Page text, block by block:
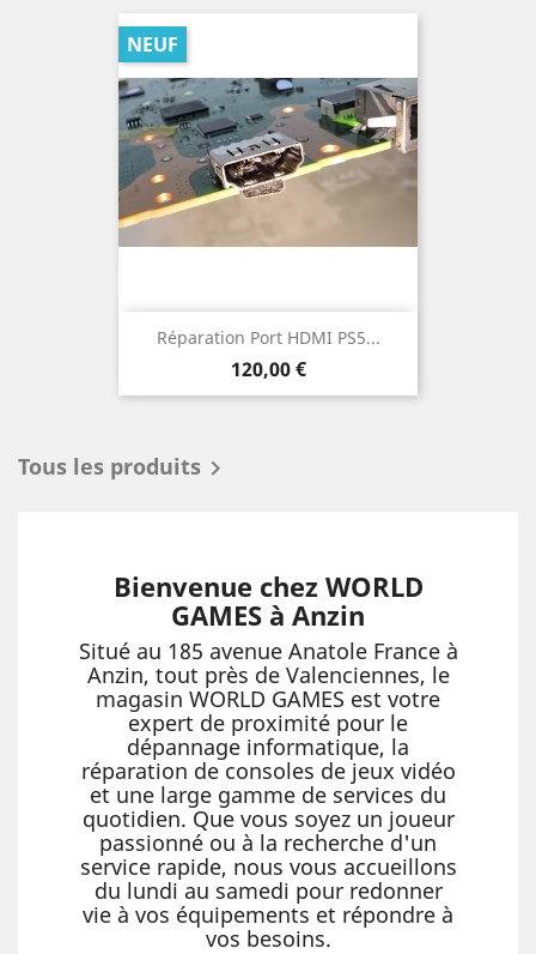
Réparation Port HDMI PS5...
Prix
120,00 €
NEUF
Tous les produits 
Bienvenue chez WORLD
GAMES à Anzin
Situé au 185 avenue Anatole France à
Anzin, tout près de Valenciennes, le
magasin WORLD GAMES est votre
expert de proximité pour le
dépannage informatique, la
réparation de consoles de jeux vidéo
et une large gamme de services du
quotidien. Que vous soyez un joueur
passionné ou à la recherche d'un
service rapide, nous vous accueillons
du lundi au samedi pour redonner
vie à vos équipements et répondre à
vos besoins.